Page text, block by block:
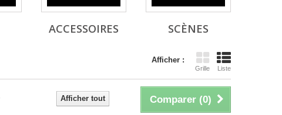
ACCESSOIRES SCÈNES
Afficher :
Grille Liste
Comparer (0)
Afficher tout